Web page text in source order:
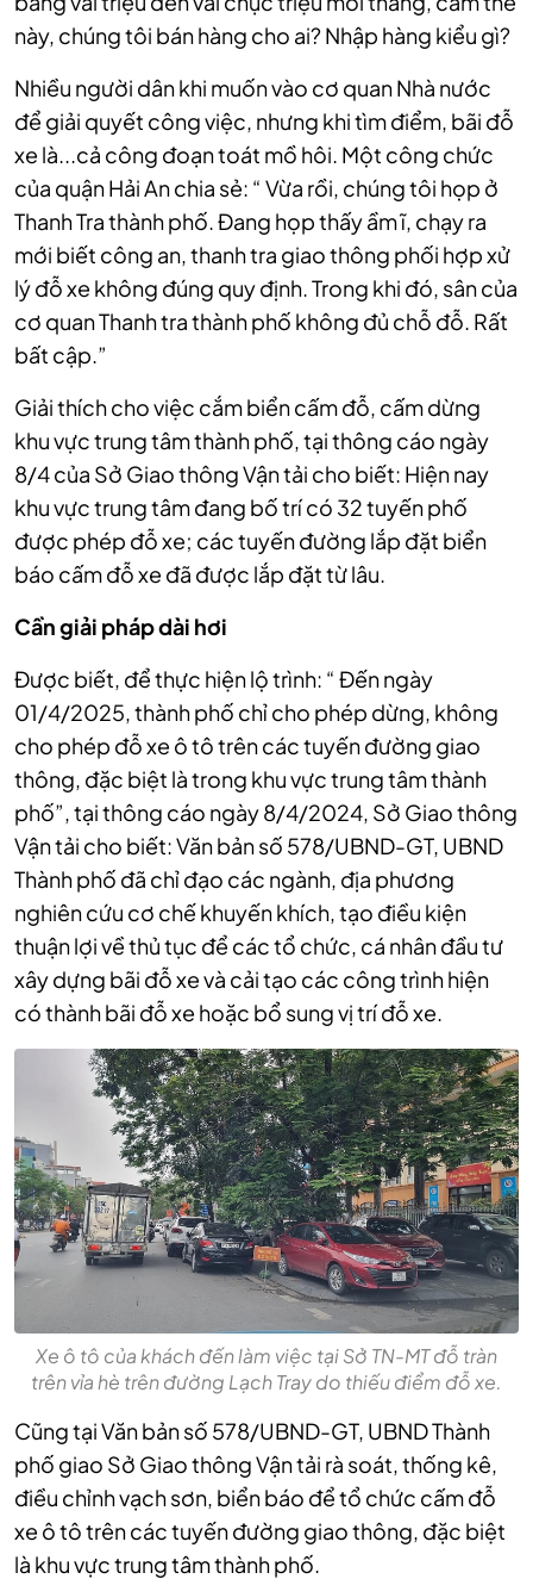
này, chúng tôi bán hàng cho ai? Nhập hàng kiểu gì?
Nhiều người dân khi muốn vào cơ quan Nhà nước
để giải quyết công việc, nhưng khi tìm điểm, bãi đỗ
xe là...cả công đoạn toát mồ hôi. Một công chức
của quận Hải An chia sẻ: “ Vừa rồi, chúng tôi họp ở
Thanh Tra thành phố. Đang họp thấy ầm ĩ, chạy ra
mới biết công an, thanh tra giao thông phối hợp xử
lý đỗ xe không đúng quy định. Trong khi đó, sân của
cơ quan Thanh tra thành phố không đủ chỗ đỗ. Rất
bất cập.”
Giải thích cho việc cắm biển cấm đỗ, cấm dừng
khu vực trung tâm thành phố, tại thông cáo ngày
8/4 của Sở Giao thông Vận tải cho biết: Hiện nay
khu vực trung tâm đang bố trí có 32 tuyến phố
được phép đỗ xe; các tuyến đường lắp đặt biển
báo cấm đỗ xe đã được lắp đặt từ lâu.
Cần giải pháp dài hơi
Được biết, để thực hiện lộ trình: “ Đến ngày
01/4/2025, thành phố chỉ cho phép dừng, không
cho phép đỗ xe ô tô trên các tuyến đường giao
thông, đặc biệt là trong khu vực trung tâm thành
phố”, tại thông cáo ngày 8/4/2024, Sở Giao thông
Vận tải cho biết: Văn bản số 578/UBND-GT, UBND
Thành phố đã chỉ đạo các ngành, địa phương
nghiên cứu cơ chế khuyến khích, tạo điều kiện
thuận lợi về thủ tục để các tổ chức, cá nhân đầu tư
xây dựng bãi đỗ xe và cải tạo các công trình hiện
có thành bãi đỗ xe hoặc bổ sung vị trí đỗ xe.
Xe ô tô của khách đến làm việc tại Sở TN-MT đỗ tràn
trên vỉa hè trên đường Lạch Tray do thiếu điểm đỗ xe.
Cũng tại Văn bản số 578/UBND-GT, UBND Thành
phố giao Sở Giao thông Vận tải rà soát, thống kê,
điều chỉnh vạch sơn, biển báo để tổ chức cấm đỗ
xe ô tô trên các tuyến đường giao thông, đặc biệt
là khu vực trung tâm thành phố.